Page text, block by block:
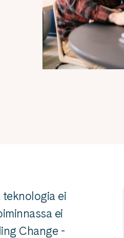
ei
ei
Change -